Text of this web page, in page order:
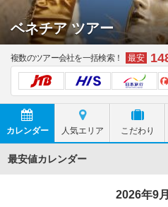
ベネチア ツアー
複数のツアー会社を一括検索！ 最安
カレンダー 人気エリア こだわり
最安値カレンダー
2026年9月